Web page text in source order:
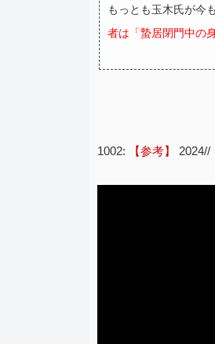
もっとも玉木氏が今
者は「蟄居閉門中の
1002: 【参考】 2024//